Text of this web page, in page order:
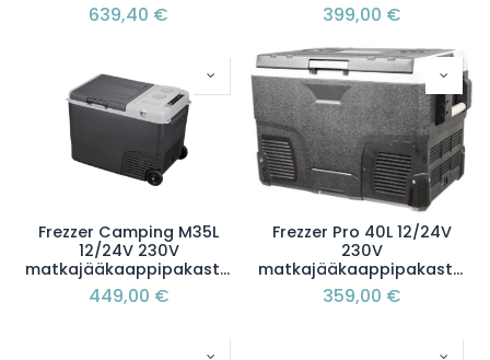
639,40 € 399,00 €
Frezzer Camping M35L
12/24V 230V
matkajääkaappipakastin
449,00 €
Frezzer Pro 40L 12/24V
230V
matkajääkaappipakastin
359,00 €